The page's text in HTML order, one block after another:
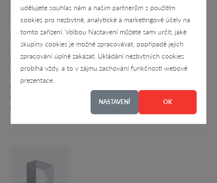
udělujete souhlas nám a našim partnerům s použitím
cookies pro nezbytné, analytické a marketingové účely na
tomto zařízení. Volbou Nastavení můžete sami určit, jaké
skupiny cookies je možné zpracovávat, popřípadě jejich
zpracování úplně zakázat. Ukládání nezbytných cookies
probíhá vždy, a to v zájmu zachování funkčnosti webové
prezentace.
NASTAVENÍ OK
Haratický Jaroslav - notář
Smetanova 1265, Vsetín - Vsetín
Poskytujeme komplexní notářské služby v oblasti občanského a
obchodního práva. Provádíme sepisování notářských zápisů o
právních úkonech a o osvědčení právně významných skutečností
a prohlášení jako:…